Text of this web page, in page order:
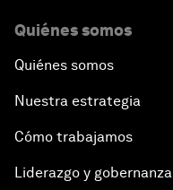
Quiénes somos
Quiénes somos
Nuestra estrategia
Cómo trabajamos
Liderazgo y gobernanza